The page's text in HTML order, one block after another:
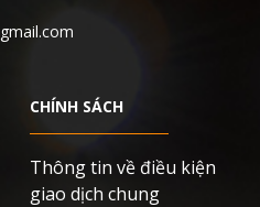
CHÍNH SÁCH
Thông tin về điều kiện
giao dịch chung